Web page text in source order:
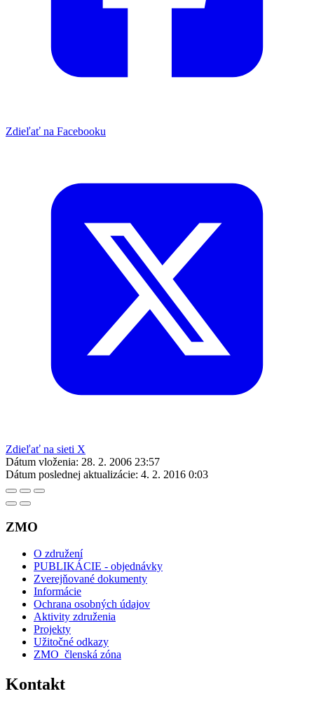
Zdieľať na Facebooku
Zdieľať na sieti X
Dátum vloženia: 28. 2. 2006 23:57
Dátum poslednej aktualizácie: 4. 2. 2016 0:03
ZMO
O združení
PUBLIKÁCIE - objednávky
Zverejňované dokumenty
Informácie
Ochrana osobných údajov
Aktivity združenia
Projekty
Užitočné odkazy
ZMO_členská zóna
Kontakt